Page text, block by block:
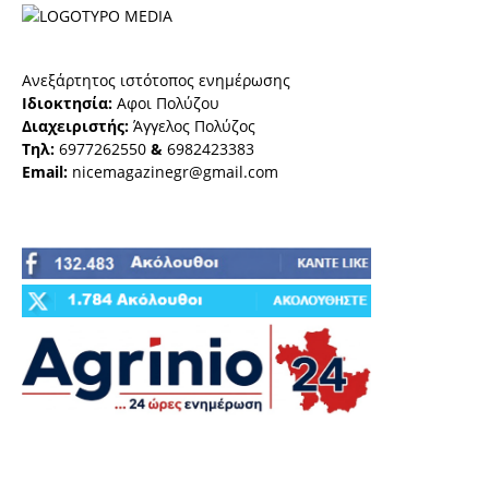
Ανεξάρτητος ιστότοπος ενημέρωσης
Ιδιοκτησία: Αφοι Πολύζου
Διαχειριστής: Άγγελος Πολύζος
Τηλ: 6977262550 & 6982423383
Email: nicemagazinegr@gmail.com